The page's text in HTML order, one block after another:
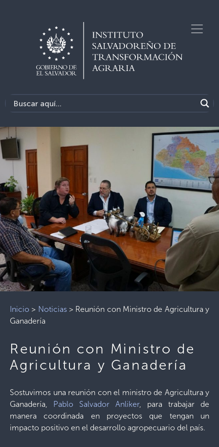
Inicio > Noticias> Reunión con Ministro de Agricultura y
Ganadería
Reunión con Ministro de
Agricultura y Ganadería
Sostuvimos una reunión con el ministro de Agricultura y
Ganadería, Pablo Salvador Anliker, para trabajar de
manera coordinada en proyectos que tengan un
impacto positivo en el desarrollo agropecuario del país.